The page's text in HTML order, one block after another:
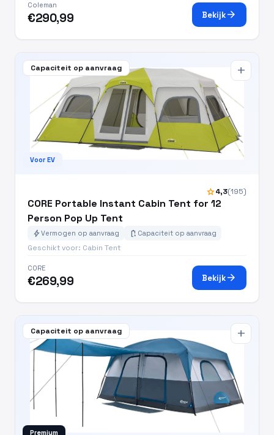
Coleman
€290,99 Bekijkarrow_forward
Capaciteit op aanvraag
Voor EV
add
star4,3(195)
CORE Portable Instant Cabin Tent for 12
Person Pop Up Tent
boltVermogen op aanvraag battery_charging_full Capaciteit op aanvraag
Geschikt voor: Cabin Tent
CORE
€269,99 Bekijkarrow_forward
Capaciteit op aanvraag
Premium
add